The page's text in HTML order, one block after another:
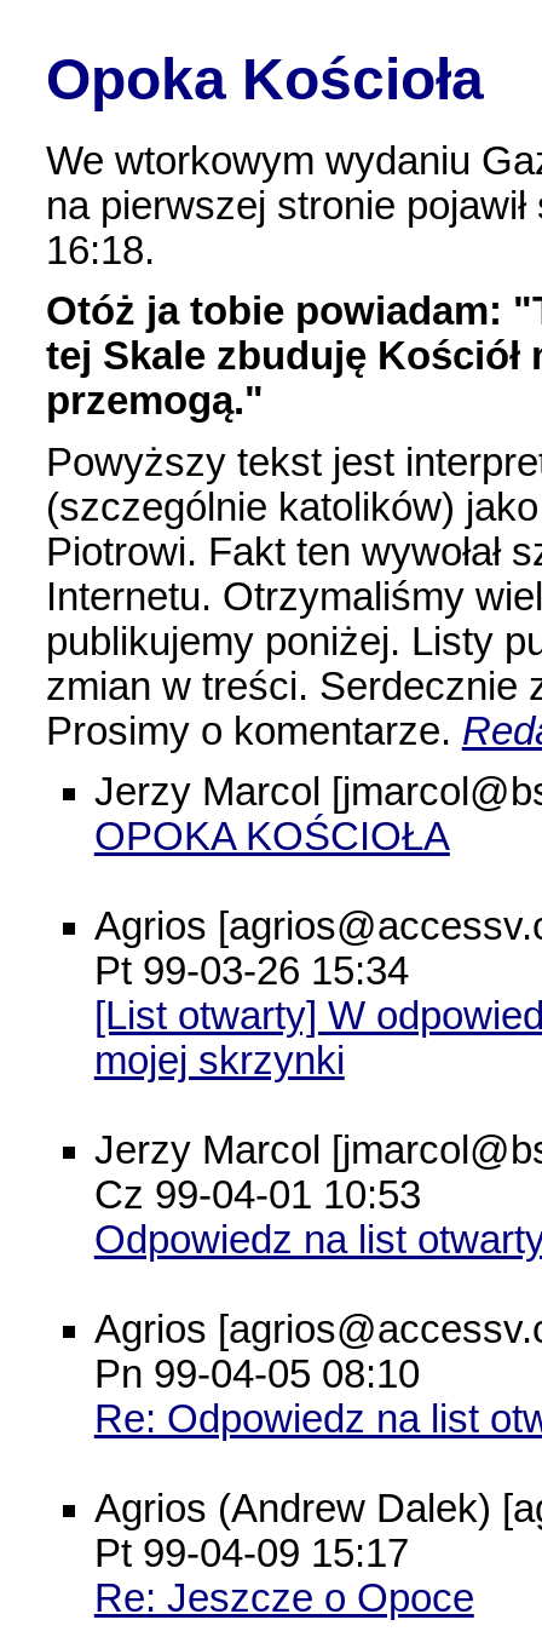
Opoka Kościoła
We wtorkowym wydaniu
na pierwszej stronie
16:18.
Otóż ja tobie powiadam:
tej Skale zbuduję
przemogą."
Powyższy tekst jest
(szczególnie katolików)
Piotrowi. Fakt ten wywołał
Internetu. Otrzymaliśmy
publikujemy poniżej. Listy
zmian w treści. Serdecznie
Prosimy o komentarze.
Jerzy Marcol
OPOKA KOŚCIOŁA
Agrios
Pt 99-03-26 15:34
[List otwarty] W
mojej skrzynki
Jerzy Marcol
Cz 99-04-01 10:53
Odpowiedz na list
Agrios
Pn 99-04-05 08:10
Re: Odpowiedz na list
Agrios (Andrew Dalek)
Pt 99-04-09 15:17
Re: Jeszcze o Opoce